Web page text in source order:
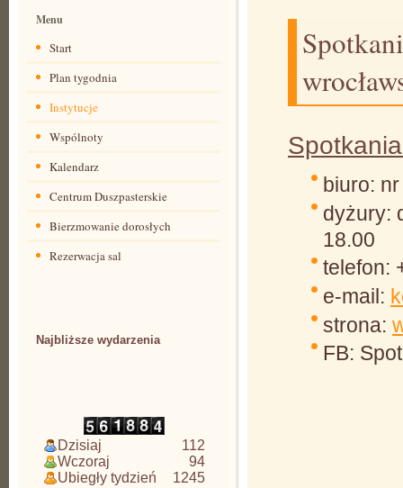
Menu
Start
Plan tygodnia
Instytucje
Wspólnoty
Kalendarz
Centrum Duszpasterskie
Bierzmowanie dorosłych
Rezerwacja sal
Najbliższe wydarzenia
Dzisiaj
112
Wczoraj
94
Ubiegły tydzień
1245
biuro:
dyżury:
18.00
telefon:
e-mail:
strona:
FB: